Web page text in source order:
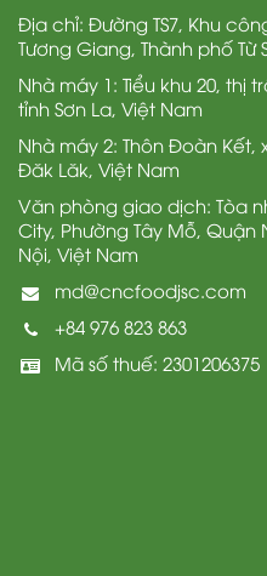
Địa chỉ: Đường TS7, Khu
Tương Giang, Thành phố Từ
Nhà máy 1: Tiểu khu 20, thị
tỉnh Sơn La, Việt Nam
Nhà máy 2: Thôn Đoàn Kết,
Đăk Lăk, Việt Nam
Văn phòng giao dịch: Tòa
City, Phường Tây Mỗ, Quận
Nội, Việt Nam
md@cncfoodjsc.com
+84 976 823 863
Mã số thuế: 2301206375